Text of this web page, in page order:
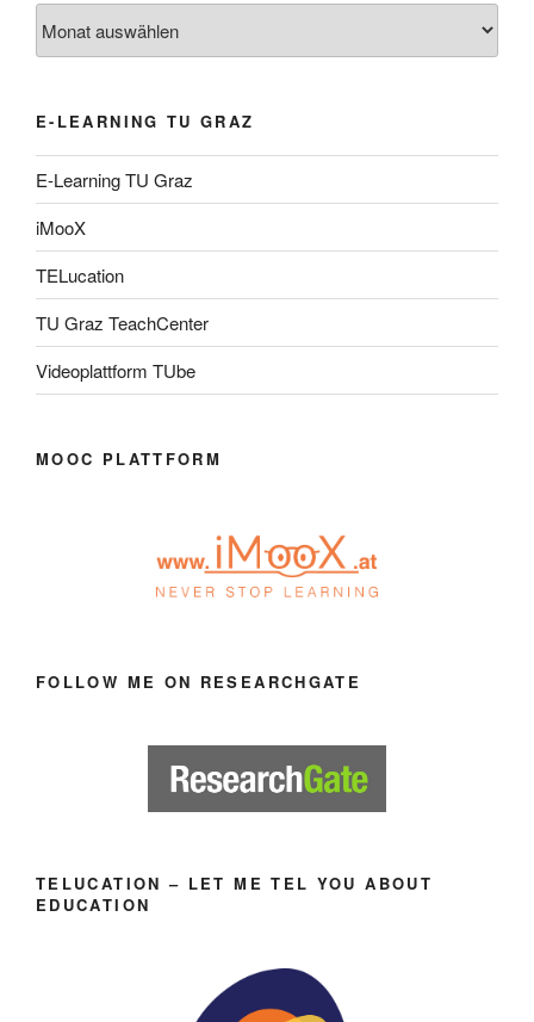
E-LEARNING TU GRAZ
E-Learning TU Graz
iMooX
TELucation
TU Graz TeachCenter
Videoplattform TUbe
MOOC PLATTFORM
FOLLOW ME ON RESEARCHGATE
TELUCATION – LET ME TEL YOU ABOUT
EDUCATION